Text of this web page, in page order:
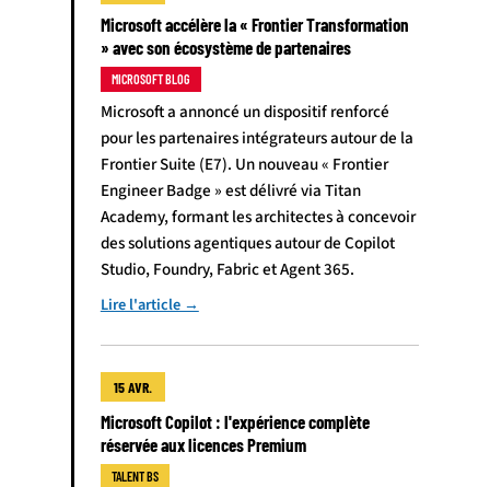
Microsoft accélère la « Frontier Transformation
» avec son écosystème de partenaires
MICROSOFT BLOG
Microsoft a annoncé un dispositif renforcé
pour les partenaires intégrateurs autour de la
Frontier Suite (E7). Un nouveau « Frontier
Engineer Badge » est délivré via Titan
Academy, formant les architectes à concevoir
des solutions agentiques autour de Copilot
Studio, Foundry, Fabric et Agent 365.
Lire l'article →
15 AVR.
Microsoft Copilot : l'expérience complète
réservée aux licences Premium
TALENT BS